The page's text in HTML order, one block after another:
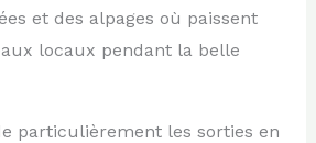
et des alpages où paissent
locaux pendant la belle
particulièrement les sorties en